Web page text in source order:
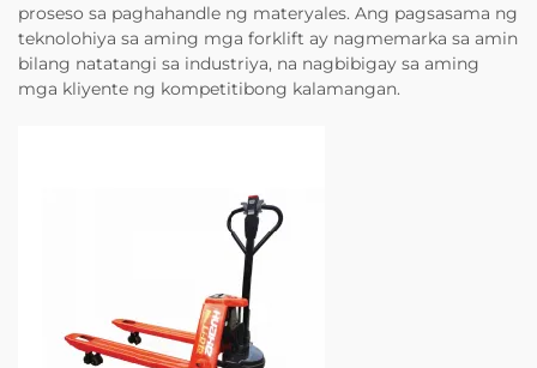
proseso sa paghahandle ng materyales. Ang pagsasama ng
teknolohiya sa aming mga forklift ay nagmemarka sa amin
bilang natatangi sa industriya, na nagbibigay sa aming
mga kliyente ng kompetitibong kalamangan.